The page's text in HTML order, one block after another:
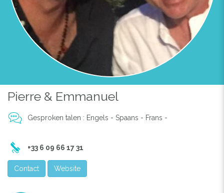
MARIAGE AU CLOS DES ASPRES
Pierre & Emmanuel
Gesproken talen : Engels - Spaans - Frans -
+33 6 09 66 17 31
Contact Website